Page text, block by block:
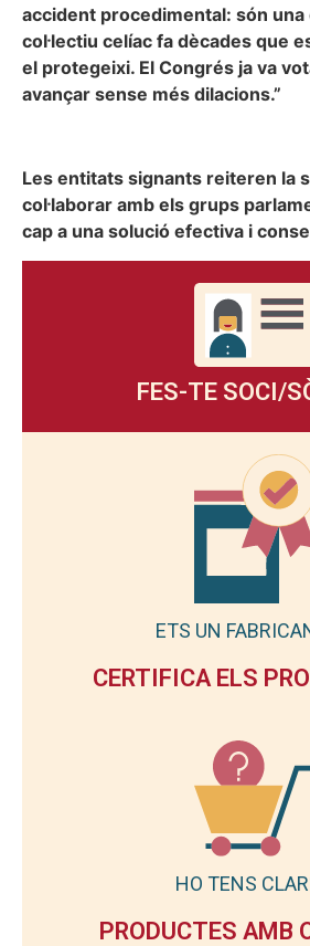
accident procedimental: són una
col·lectiu celíac fa dècades que
el protegeixi. El Congrés ja va
avançar sense més dilacions.”
Les entitats signants reiteren la
col·laborar amb els grups
cap a una solució efectiva i
FES-TE SOCI/
ETS UN
CERTIFICA ELS
HO TENS
PRODUCTES AMB